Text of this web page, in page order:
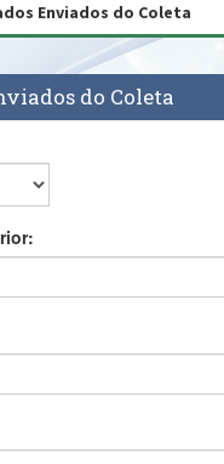
de Segurança
Enviados do Coleta
do Coleta